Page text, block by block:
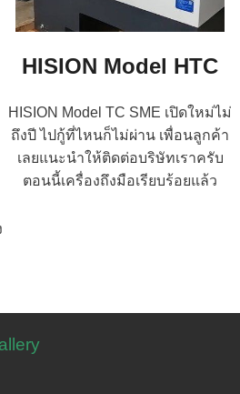
HISION Model HTC
HISION Model TC SME เปิดใหม่ไม่
ถึงปี ไปกู้ที่ไหนก็ไม่ผ่าน เพื่อนลูกค้า
เลยแนะนำให้ติดต่อบริษัทเราครับ
ตอนนี้เครื่องถึงมือเรียบร้อยแล้ว